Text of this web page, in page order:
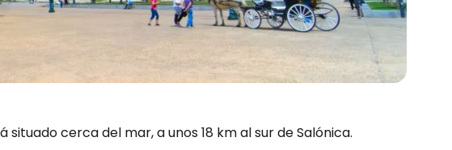
cerca del mar, a unos 18 km al sur de Salónica.